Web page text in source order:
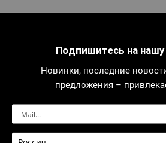
Подпишитесь на
Новинки, последние
предложения –